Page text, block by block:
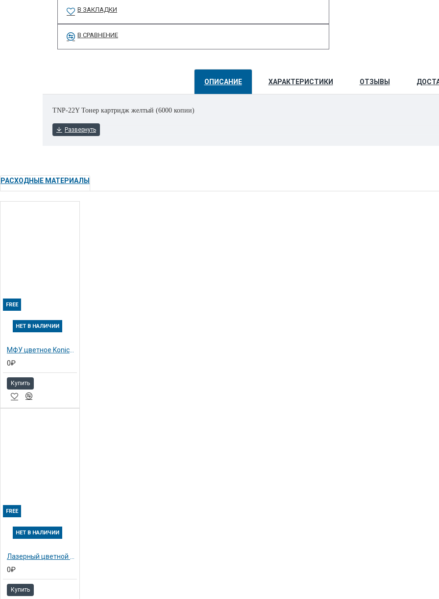
В ЗАКЛАДКИ
В СРАВНЕНИЕ
ОПИСАНИЕ ХАРАКТЕРИСТИКИ ОТЗЫВЫ
TNP-22Y Тонер картридж желтый (6000 копии)
РАСХОДНЫЕ МАТЕРИАЛЫ
FREE
НЕТ В НАЛИЧИИ
0₽
Купить
FREE
НЕТ В НАЛИЧИИ
Лазерный цветной принтер Konica-Minolta bizhub C35P (A0VD023)
0₽
Купить